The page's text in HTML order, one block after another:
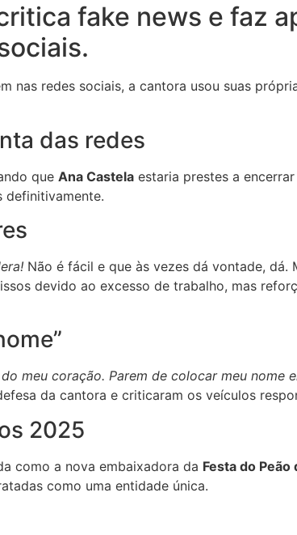
fake news e faz
redes sociais, a cantora usou suas
das redes
que Ana Castela estaria prestes a
definitivamente.
Não é fácil e que às vezes dá vontade, dá.
devido ao excesso de trabalho, mas
meu coração. Parem de colocar meu nome
da cantora e criticaram os veículos
2025
como a nova embaixadora da Festa do
como uma entidade única.